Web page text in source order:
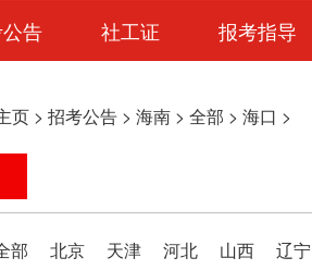
告 社工证 报考指导
页 > 招考公告 > 海南 > 全部 > 海口 >
部 北京 天津 河北 山西 辽宁